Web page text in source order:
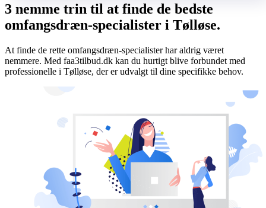
3 nemme trin til at finde de bedste
omfangsdræn-specialister i Tølløse.
At finde de rette omfangsdræn-specialister har aldrig været
nemmere. Med faa3tilbud.dk kan du hurtigt blive forbundet med
professionelle i Tølløse, der er udvalgt til dine specifikke behov.